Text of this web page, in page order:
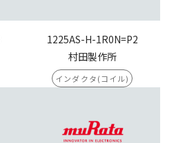
1225AS-H-1R0N=P2
村田製作所
インダクタ(コイル)